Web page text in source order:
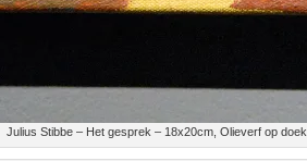
Julius Stibbe – Het gesprek – 18x20cm, Olieverf op doek